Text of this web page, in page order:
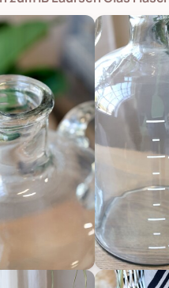
Flasche mit Text, Bild 1
Chic